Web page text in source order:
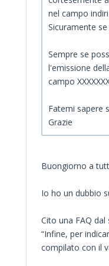
nel campo
Sicuramente
Sempre se
l'emissione
campo
Fatemi sapere
Grazie
Buongiorno a
Io ho un dubbio
Cito una FAQ dal
“Infine, per
compilato con il